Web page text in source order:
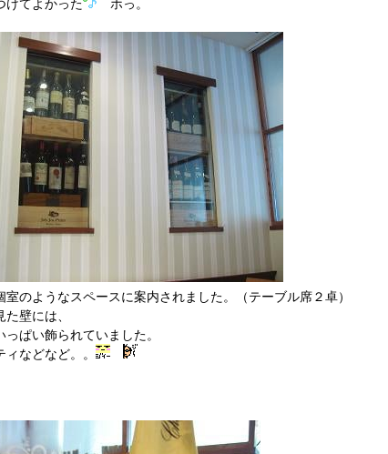
けてよかった
ホっ。
のようなスペースに案内されました。（テーブル席２卓）
壁には、
ぱい飾られていました。
などなど。。